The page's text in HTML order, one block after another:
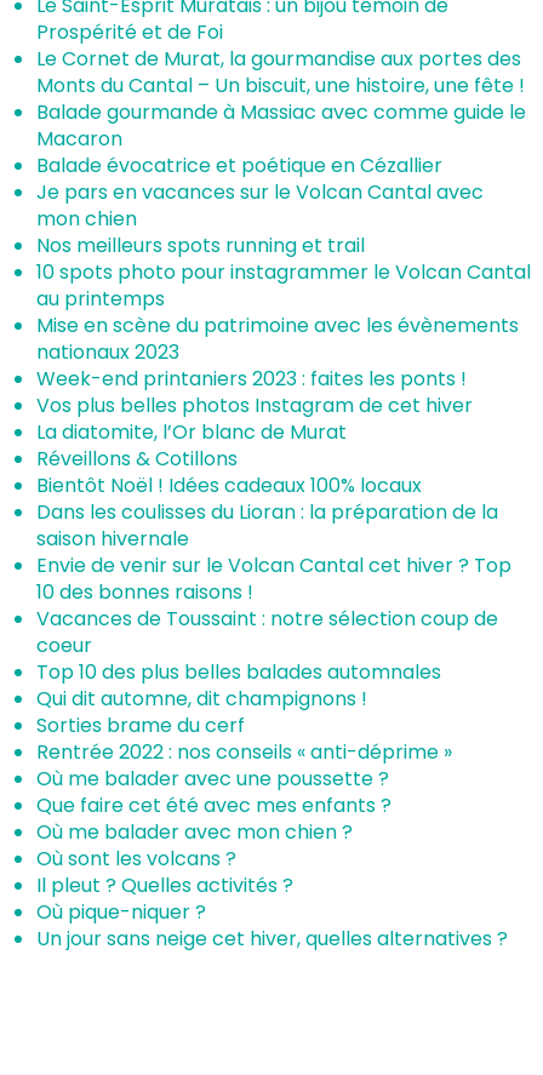
Prospérité et de Foi
Le Cornet de Murat, la gourmandise aux portes des
Monts du Cantal – Un biscuit, une histoire, une fête !
Balade gourmande à Massiac avec comme guide le
Macaron
Balade évocatrice et poétique en Cézallier
Je pars en vacances sur le Volcan Cantal avec
mon chien
Nos meilleurs spots running et trail
10 spots photo pour instagrammer le Volcan Cantal
au printemps
Mise en scène du patrimoine avec les évènements
nationaux 2023
Week-end printaniers 2023 : faites les ponts !
Vos plus belles photos Instagram de cet hiver
La diatomite, l’Or blanc de Murat
Réveillons & Cotillons
Bientôt Noël ! Idées cadeaux 100% locaux
Dans les coulisses du Lioran : la préparation de la
saison hivernale
Envie de venir sur le Volcan Cantal cet hiver ? Top
10 des bonnes raisons !
Vacances de Toussaint : notre sélection coup de
coeur
Top 10 des plus belles balades automnales
Qui dit automne, dit champignons !
Sorties brame du cerf
Rentrée 2022 : nos conseils « anti-déprime »
Où me balader avec une poussette ?
Que faire cet été avec mes enfants ?
Où me balader avec mon chien ?
Où sont les volcans ?
Il pleut ? Quelles activités ?
Où pique-niquer ?
Un jour sans neige cet hiver, quelles alternatives ?